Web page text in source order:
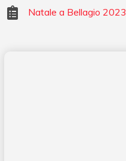
Natale a Bellagio 2023